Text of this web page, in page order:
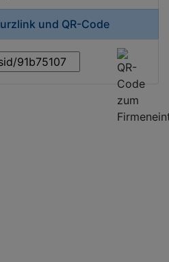
und QR-Code